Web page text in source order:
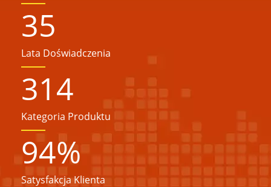
35
Lata Doświadczenia
314
Kategoria Produktu
94%
Satysfakcja Klienta